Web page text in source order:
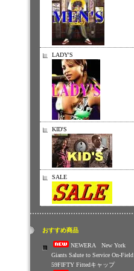
LADY'S
KID'S
SALE
おすすめ商品
NEWERA New York
Giants Salute to Service On-Field
59FIFTY Fittedキャップ